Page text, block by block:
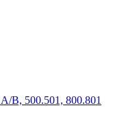
500.501, 800.801